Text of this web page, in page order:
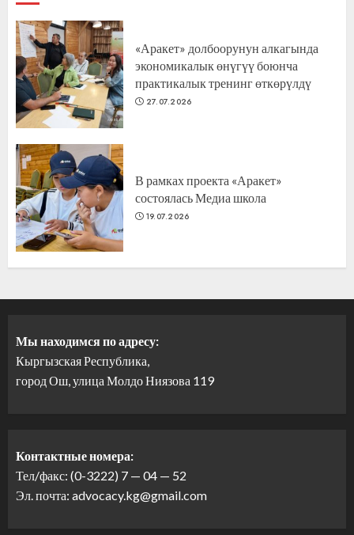
«Аракет» долбоорунун алкагында
экономикалык өнүгүү боюнча
практикалык тренинг өткөрүлдү
27.07.2026
В рамках проекта «Аракет»
состоялась Медиа школа
19.07.2026
Мы находимся по адресу:
Кыргызская Республика,
город Ош, улица Молдо Ниязова 119
Контактные номера:
Тел/факс: (0-3222) 7 — 04 — 52
Эл. почта: advocacy.kg@gmail.com